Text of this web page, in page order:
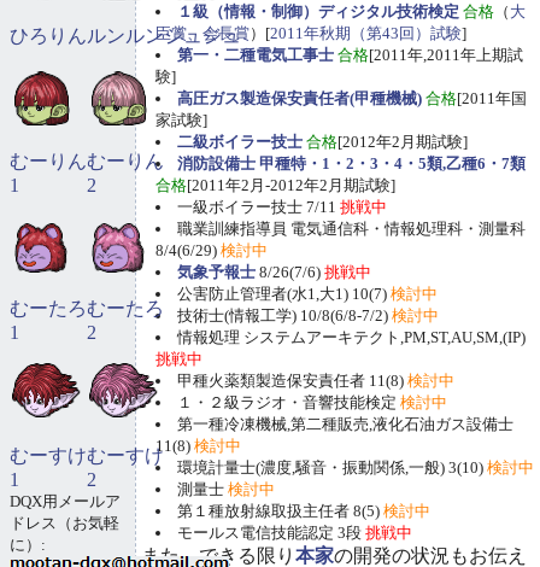
１級（情報・制御）ディジタル技術検定 合格 （ 大
臣賞、会長賞）[2011年秋期（第43回）試験]
第一・二種電気工事士 合格[2011年,2011年上期試
験]
高圧ガス製造保安責任者(甲種機械) 合格[2011年国
家試験]
二級ボイラー技士 合格[2012年2月期試験]
消防設備士 甲種特・1・2・3・4・5類,乙種6・7類
合格[2011年2月-2012年2月期試験]
一級ボイラー技士 7/11 挑戦中
職業訓練指導員 電気通信科・情報処理科・測量科
8/4(6/29) 検討中
気象予報士 8/26(7/6) 挑戦中
公害防止管理者(水1,大1) 10(7) 検討中
技術士(情報工学) 10/8(6/8-7/2) 検討中
情報処理 システムアーキテクト,PM,ST,AU,SM,(IP)
挑戦中
甲種火薬類製造保安責任者 11(8) 検討中
１・２級ラジオ・音響技能検定 検討中
第一種冷凍機械,第二種販売,液化石油ガス設備士
11(8) 検討中
環境計量士(濃度,騒音・振動関係,一般) 3(10) 検討中
測量士 検討中
第１種放射線取扱主任者 8(5) 検討中
モールス電信技能認定 3段 挑戦中
また、できる限り 本家の開発の状況もお伝え
ひろりんルンルンジュジュ
むーりん
1
むーりん
2
むーたろ
1
むーたろ
2
むーすけ
1
むーすけ
2
DQX用メールア
ドレス（お気軽
に）: